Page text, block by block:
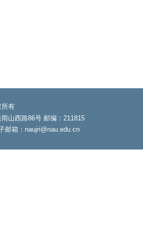
所有
山西路86号 邮编：211815
邮箱：naujri@nau.edu.cn